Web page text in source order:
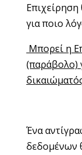
για ποιο
Μπορεί η
(παράβολο)
δικαιώ
Ένα
δεδομένων